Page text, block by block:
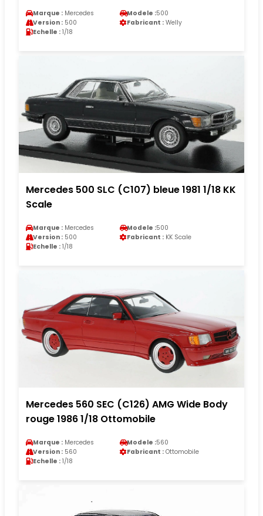
Marque : Mercedes Modele :500
Version : 500 Fabricant : Welly
Echelle : 1/18
Mercedes 500 SLC (C107) bleue 1981 1/18 KK
Scale
Marque : Mercedes Modele :500
Version : 500 Fabricant : KK Scale
Echelle : 1/18
Mercedes 560 SEC (C126) AMG Wide Body
rouge 1986 1/18 Ottomobile
Marque : Mercedes Modele :560
Version : 560 Fabricant : Ottomobile
Echelle : 1/18